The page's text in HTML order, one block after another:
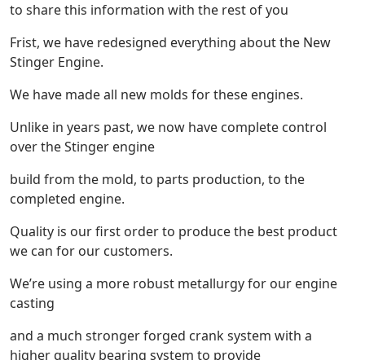
to share this information with the rest of you
Frist, we have redesigned everything about the New
Stinger Engine.
We have made all new molds for these engines.
Unlike in years past, we now have complete control
over the Stinger engine
build from the mold, to parts production, to the
completed engine.
Quality is our first order to produce the best product
we can for our customers.
We’re using a more robust metallurgy for our engine
casting
and a much stronger forged crank system with a
higher quality bearing system to provide